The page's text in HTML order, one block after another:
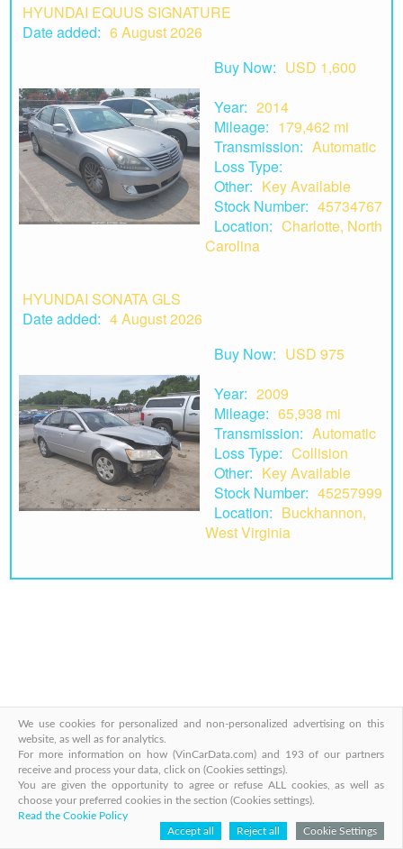
HYUNDAI EQUUS SIGNATURE
Date added: 6 August 2026
Buy Now: USD 1,600
Year: 2014
Mileage: 179,462 mi
Transmission: Automatic
Loss Type:
Other: Key Available
Stock Number: 45734767
Location: Charlotte, North
Carolina
HYUNDAI SONATA GLS
Date added: 4 August 2026
Buy Now: USD 975
Year: 2009
Mileage: 65,938 mi
Transmission: Automatic
Loss Type: Collision
Other: Key Available
Stock Number: 45257999
Location: Buckhannon,
West Virginia
VinCarData.com — Überprüfen Sie die
Historie jedes Fahrzeugs anhand der VIN-
Nummer!
We use cookies for personalized and non-personalized advertising on this
website, as well as for analytics.
For more information on how (VinCarData.com) and 193 of our partners
receive and process your data, click on (Cookies settings).
You are given the opportunity to agree or refuse ALL cookies, as well as
choose your preferred cookies in the section (Cookies settings).
Read the Cookie Policy
Reject all
Cookie Settings
Accept all